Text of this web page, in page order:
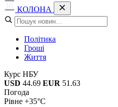
КОЛОНА
Політика
Гроші
Життя
Курс НБУ
USD 44.69 EUR 51.63
Погода
Рівне +35°C